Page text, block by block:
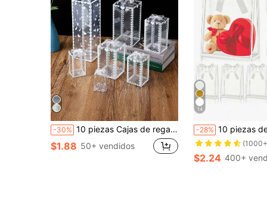
-30% 10 piezas Cajas de regalo de PVC transparente impreso, cajas de embalaje de plástico, impresión de unicolor, adecuadas para regalos, fiestas de cumpleaños, lugares de bodas, Día de San Valentín, regalos, decoración del hogar y otras ocasiones.
$1.88 50+ vendidos
14
-28% 10 piezas de bolsas de regalo de plástico transparente reutilizables con asas troqueladas, material de PP con cintas,
$2.24 400+